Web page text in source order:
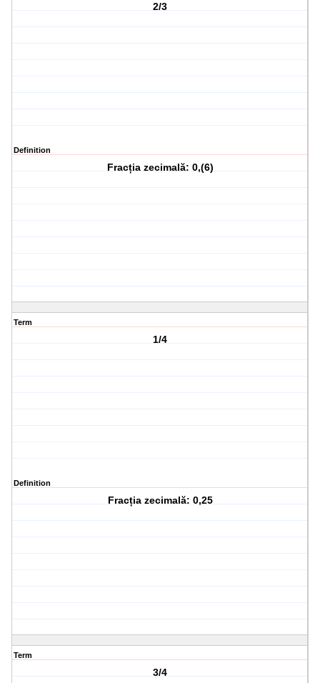
2/3
Definition
Fracția zecimală: 0,(6)
Term
1/4
Definition
Fracția zecimală: 0,25
Term
3/4